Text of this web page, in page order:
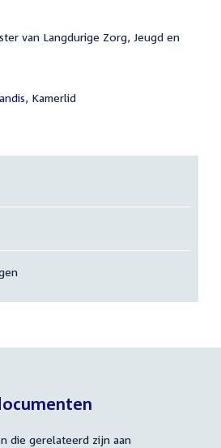
van Langdurige Zorg, Jeugd en
, Kamerlid
die gerelateerd zijn aan